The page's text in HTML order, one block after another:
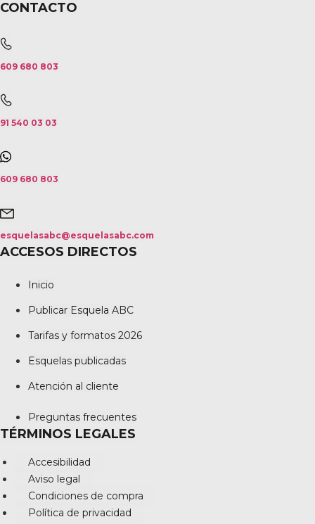
CONTACTO
609 680 803
91 540 03 03
609 680 803
esquelasabc@esquelasabc.com
ACCESOS DIRECTOS
Inicio
Publicar Esquela ABC
Tarifas y formatos 2026
Esquelas publicadas
Atención al cliente
Preguntas frecuentes
TÉRMINOS LEGALES
Accesibilidad
Aviso legal
Condiciones de compra
Política de privacidad